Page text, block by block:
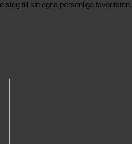
steg till sin egna personliga favoritsten.